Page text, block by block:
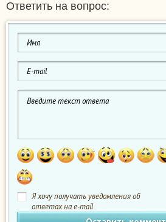
Ответить на вопрос:
Я хочу получать уведомления об
ответах на e-mail